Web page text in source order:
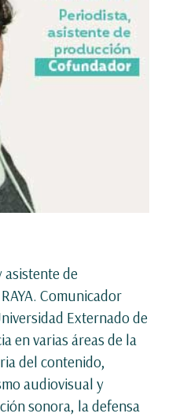
de
Comunicador
Externado de
en varias áreas de la
del contenido,
audiovisual y
sonora, la defensa